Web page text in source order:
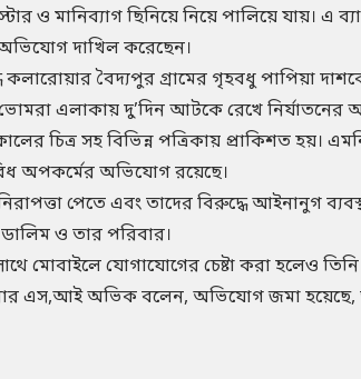
মানিব্যাগ ছিনিয়ে নিয়ে পালিয়ে যায়। এ
দাখিল করেছেন।
কলারোয়ার বৈদ্যপুর গ্রামের গৃহবধু পাপিয়া
এলাকায় দু’দিন আটকে রেখে
চিত্র সহ বিভিন্ন পত্রিকায় প্রাকিশত হয়।
অপকর্মের অভিযোগ রয়েছে।
পেতে এবং তাদের বিরুদ্ধে আইনানুগ
ডালিম ও তার পরিবার।
মোবাইলে যোগাযোগের চেষ্টা করা হলেও
এস,আই অভিক বলেন, অভিযোগ জমা হয়েছে,